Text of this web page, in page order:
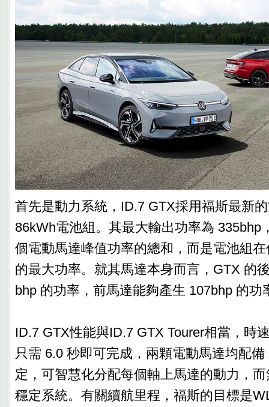
首先是動力系統，ID.7 GTX採用福斯最新
86kWh電池組。其最大輸出功率為 335bhp
個電動馬達峰值功率的總和，而是電池組
的最大功率。就其馬達本身而言，GTX 的
bhp 的功率，前馬達能夠產生 107bhp 的功
ID.7 GTX性能與ID.7 GTX Tourer相當，時
只需 6.0 秒即可完成，兩顆電動馬達均配
定，可智慧化分配每個軸上馬達的動力，
穩定系統。有關續航里程，福斯的目標是